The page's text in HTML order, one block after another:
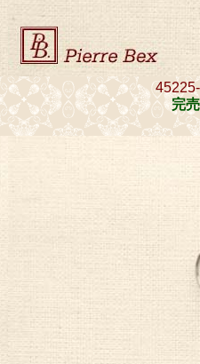
完売